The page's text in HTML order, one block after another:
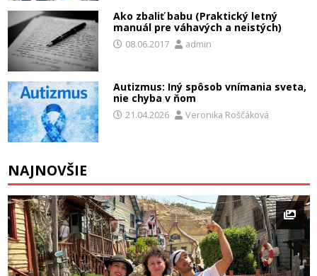
Ako zbaliť babu (Praktický letný
manuál pre váhavých a neistých)
08.06.2017 admin
Autizmus: Iný spôsob vnímania sveta,
nie chyba v ňom
21.04.2026 Veronika Roščáková
NAJNOVŠIE